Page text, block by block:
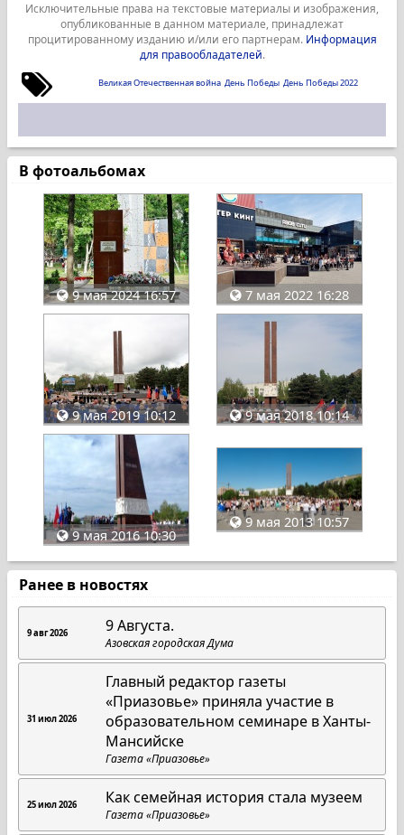
Исключительные права на текстовые материалы и изображения,
опубликованные в данном материале, принадлежат
процитированному изданию и/или его партнерам. Информация
для правообладателей.
Великая Отечественная война День Победы День Победы 2022
В фотоальбомах
9 мая 2024 16:57 7 мая 2022 16:28
9 мая 2019 10:12 9 мая 2018 10:14
9 мая 2016 10:30
9 мая 2013 10:57
Ранее в новостях
9 авг 2026 9 Августа.
Азовская городская Дума
31 июл 2026
Главный редактор газеты
«Приазовье» приняла участие в
образовательном семинаре в Ханты-
Мансийске
Газета «Приазовье»
25 июл 2026 Как семейная история стала музеем
Газета «Приазовье»